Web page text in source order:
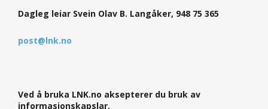
Dagleg leiar Svein Olav B. Langåker, 948 75 365
post@lnk.no
Ved å bruka LNK.no aksepterer du bruk av
informasjonskapslar.